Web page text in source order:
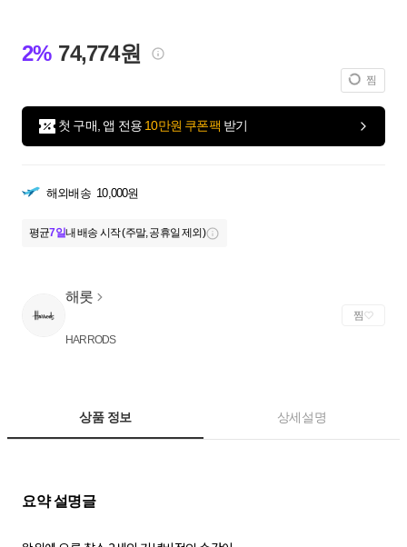
2% 74,774원
찜
첫 구매, 앱 전용 10만원 쿠폰팩 받기
해외배송 10,000원
평균7일내 배송 시작 (주말, 공휴일 제외)
해롯
HARRODS
찜
상품 정보 상세설명
요약 설명글